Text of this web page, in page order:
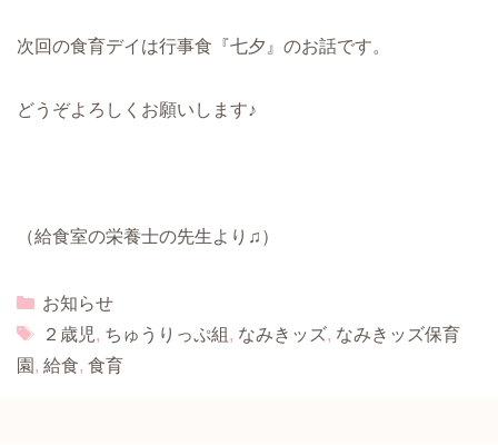
次回の食育デイは行事食『七夕』のお話です。
どうぞよろしくお願いします♪
（給食室の栄養士の先生より♫）
Categories
お知らせ
Tags
２歳児, ちゅうりっぷ組 , なみきッズ, なみきッズ保育
園 , 給食, 食育